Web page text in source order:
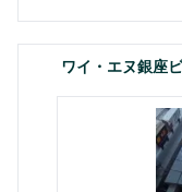
ワイ・エヌ銀座